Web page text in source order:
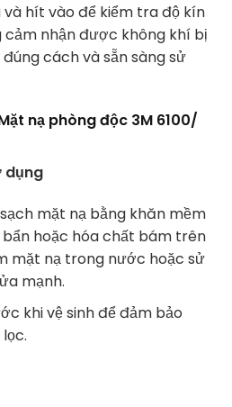
hít vào để kiểm tra độ kín
cảm nhận được không khí bị
cách và sẵn sàng sử
nạ phòng độc 3M 6100/
dụng
mặt nạ bằng khăn mềm
bẩn hoặc hóa chất bám trên
mặt nạ trong nước hoặc sử
mạnh.
khi vệ sinh để đảm bảo